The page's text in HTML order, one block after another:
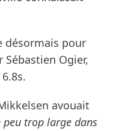
désormais pour
Ogier,
avouait
peu trop large dans